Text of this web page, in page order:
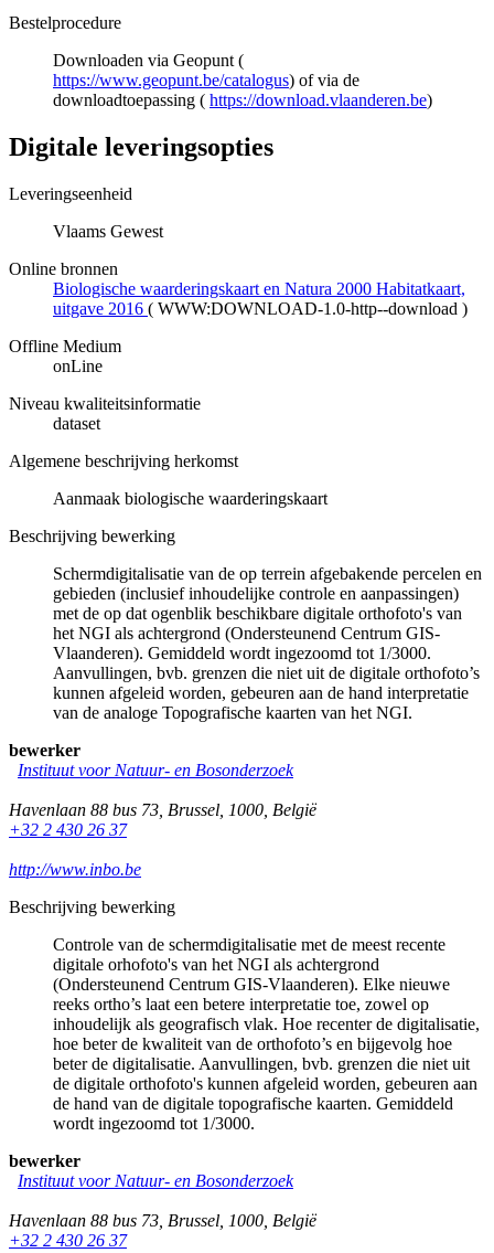
Bestelprocedure
Downloaden via Geopunt (
https://www.geopunt.be/catalogus) of via de
downloadtoepassing ( https://download.vlaanderen.be)
Digitale leveringsopties
Leveringseenheid
Vlaams Gewest
Online bronnen
Biologische waarderingskaart en Natura 2000 Habitatkaart,
uitgave 2016 ( WWW:DOWNLOAD-1.0-http--download )
Offline Medium
onLine
Niveau kwaliteitsinformatie
dataset
Algemene beschrijving herkomst
Aanmaak biologische waarderingskaart
Beschrijving bewerking
Schermdigitalisatie van de op terrein afgebakende percelen en
gebieden (inclusief inhoudelijke controle en aanpassingen)
met de op dat ogenblik beschikbare digitale orthofoto's van
het NGI als achtergrond (Ondersteunend Centrum GIS-
Vlaanderen). Gemiddeld wordt ingezoomd tot 1/3000.
Aanvullingen, bvb. grenzen die niet uit de digitale orthofoto’s
kunnen afgeleid worden, gebeuren aan de hand interpretatie
van de analoge Topografische kaarten van het NGI.
bewerker
Instituut voor Natuur- en Bosonderzoek
Havenlaan 88 bus 73 Brussel 1000 België
+32 2 430 26 37
http://www.inbo.be
Beschrijving bewerking
Controle van de schermdigitalisatie met de meest recente
digitale orhofoto's van het NGI als achtergrond
(Ondersteunend Centrum GIS-Vlaanderen). Elke nieuwe
reeks ortho’s laat een betere interpretatie toe, zowel op
inhoudelijk als geografisch vlak. Hoe recenter de digitalisatie,
hoe beter de kwaliteit van de orthofoto’s en bijgevolg hoe
beter de digitalisatie. Aanvullingen, bvb. grenzen die niet uit
de digitale orthofoto's kunnen afgeleid worden, gebeuren aan
de hand van de digitale topografische kaarten. Gemiddeld
wordt ingezoomd tot 1/3000.
bewerker
Instituut voor Natuur- en Bosonderzoek
Havenlaan 88 bus 73 Brussel 1000 België
+32 2 430 26 37